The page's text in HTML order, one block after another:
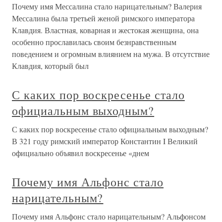
Почему имя Мессалина стало нарицательным? Валерия
Мессалина была третьей женой римского императора
Клавдия. Властная, коварная и жестокая женщина, она
особенно прославилась своим безнравственным
поведением и огромным влиянием на мужа. В отсутствие
Клавдия, который был
С каких пор воскресенье стало
официальным выходным?
С каких пор воскресенье стало официальным выходным?
В 321 году римский император Константин I Великий
официально объявил воскресенье «днем
Почему имя Альфонс стало
нарицательным?
Почему имя Альфонс стало нарицательным? Альфонсом